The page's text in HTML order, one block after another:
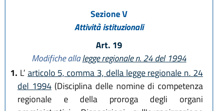
Sezione V
Attività istituzionali
Art. 19
Modifiche allalegge regionale n. 24 del 1994
1. L’ articolo 5, comma 3, della legge regionale n. 24
del 1994(Disciplina delle nomine di competenza
regionale e della proroga degli organi